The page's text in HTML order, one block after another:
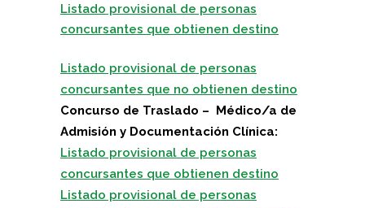
Listado provisional de personas
concursantes que obtienen destino
Listado provisional de personas
concursantes que no obtienen destino
Concurso de Traslado –
Médico/a de
Admisión y Documentación Clínica:
Listado provisional de personas
concursantes que obtienen destino
Listado provisional de personas